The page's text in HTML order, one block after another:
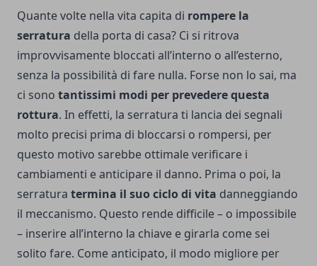
Quante volte nella vita capita di rompere la
serratura della porta di casa? Ci si ritrova
improvvisamente bloccati all’interno o all’esterno,
senza la possibilità di fare nulla. Forse non lo sai, ma
ci sono tantissimi modi per prevedere questa
rottura. In effetti, la serratura ti lancia dei segnali
molto precisi prima di bloccarsi o rompersi, per
questo motivo sarebbe ottimale verificare i
cambiamenti e anticipare il danno. Prima o poi, la
serratura termina il suo ciclo di vita danneggiando
il meccanismo. Questo rende difficile – o impossibile
– inserire all’interno la chiave e girarla come sei
solito fare. Come anticipato, il modo migliore per